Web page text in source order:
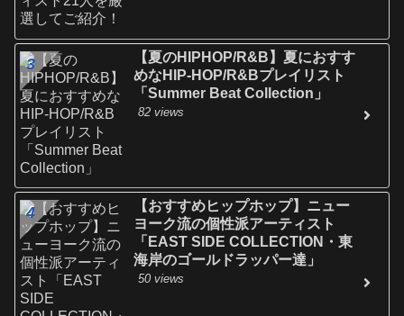
【夏のHIPHOP/R&B】夏におすす
めなHIP-HOP/R&Bプレイリスト
「Summer Beat Collection」
82 views
【おすすめヒップホップ】ニュー
ヨーク流の個性派アーティスト
「EAST SIDE COLLECTION・東
海岸のゴールドラッパー達」
50 views